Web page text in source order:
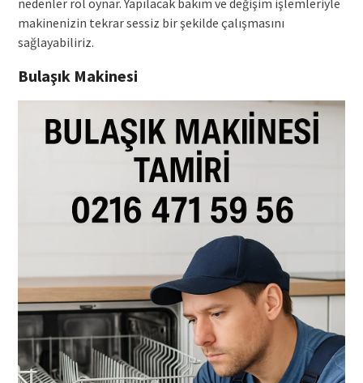
makinenizin tekrar sessiz bir şekilde çalışmasını
sağlayabiliriz.
Bulaşık Makinesi